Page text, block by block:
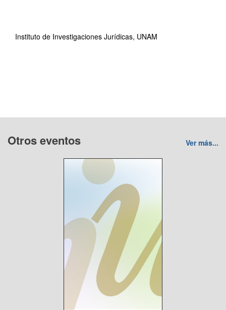
Instituto de Investigaciones Jurídicas, UNAM
Otros eventos Ver más...